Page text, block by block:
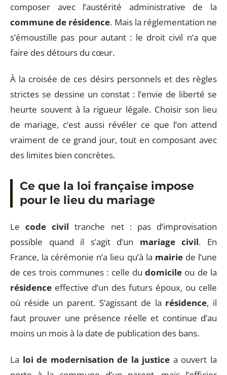
composer avec l’austérité administrative de la
commune de résidence. Mais la réglementation ne
s’émoustille pas pour autant : le droit civil n’a que
faire des détours du cœur.
À la croisée de ces désirs personnels et des règles
strictes se dessine un constat : l’envie de liberté se
heurte souvent à la rigueur légale. Choisir son lieu
de mariage, c’est aussi révéler ce que l’on attend
vraiment de ce grand jour, tout en composant avec
des limites bien concrètes.
Ce que la loi française impose
pour le lieu du mariage
Lecode civil tranche net : pas d’improvisation
possible quand il s’agit d’un mariage civil. En
France, la cérémonie n’a lieu qu’à la mairiede l’une
de ces trois communes : celle dudomicile ou de la
résidence effective d’un des futurs époux, ou celle
où réside un parent. S’agissant de la résidence, il
faut prouver une présence réelle et continue d’au
moins un mois à la date de publication des bans.
La loi de modernisation de la justice a ouvert la